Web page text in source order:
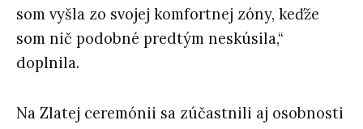
som vyšla zo svojej komfortnej zóny, keďže
som nič podobné predtým neskúsila,“
doplnila.
Na Zlatej ceremónii sa zúčastnili aj osobnosti